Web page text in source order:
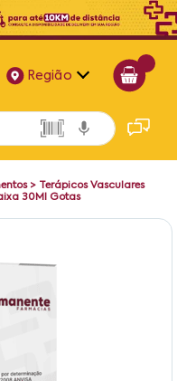
Região
Alagoas
Bahia
Paraíba
> Terápicos Vasculares
30Ml Gotas